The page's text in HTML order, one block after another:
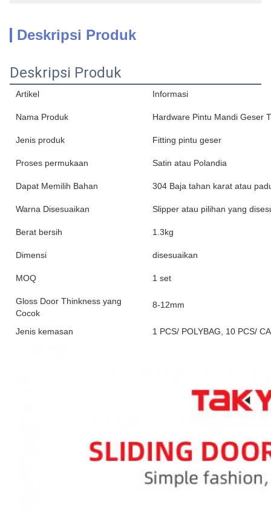
Deskripsi Produk
Deskripsi Produk
Artikel Informasi
Nama Produk Hardware Pintu Mandi Geser
Jenis produk Fitting pintu geser
Proses permukaan Satin atau Polandia
Dapat Memilih Bahan 304 Baja tahan karat atau
Warna Disesuaikan Slipper atau pilihan yang
Berat bersih 1.3kg
Dimensi disesuaikan
MOQ 1 set
Gloss Door Thinkness yang
Cocok
8-12mm
Jenis kemasan 1 PCS/ POLYBAG, 10 PCS/